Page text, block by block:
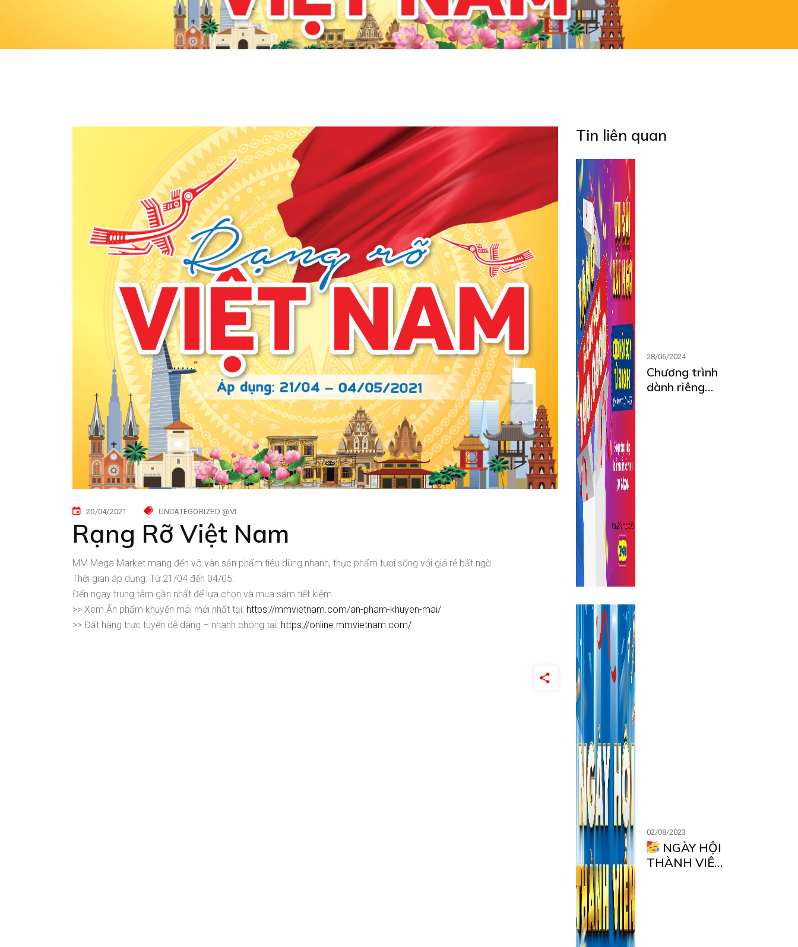
20/04/2021 UNCATEGORIZED @VI
Rạng Rỡ Việt Nam
MM Mega Market mang đến vô vàn sản phẩm tiêu dùng nhanh, thực phẩm tươi sống với giá rẻ bất ngờ.
Thời gian áp dụng: Từ 21/04 đến 04/05.
Đến ngay trung tâm gần nhất để lựa chọn và mua sắm tiết kiệm.
>> Xem Ấn phẩm khuyến mãi mới nhất tại: https://mmvietnam.com/an-pham-khuyen-mai/
>> Đặt hàng trực tuyến dễ dàng – nhanh chóng tại: https://online.mmvietnam.com/
Tin liên quan
28/06/2024
Chương trình
dành riêng
02/08/2023
NGÀY HỘI
THÀNH VIÊN